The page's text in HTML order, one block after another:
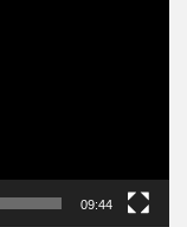
09:44